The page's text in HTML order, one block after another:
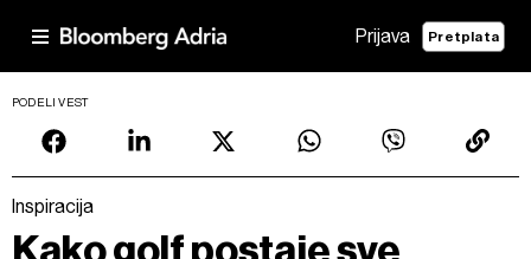
Prijava Pretplata
PODELI VEST
Inspiracija